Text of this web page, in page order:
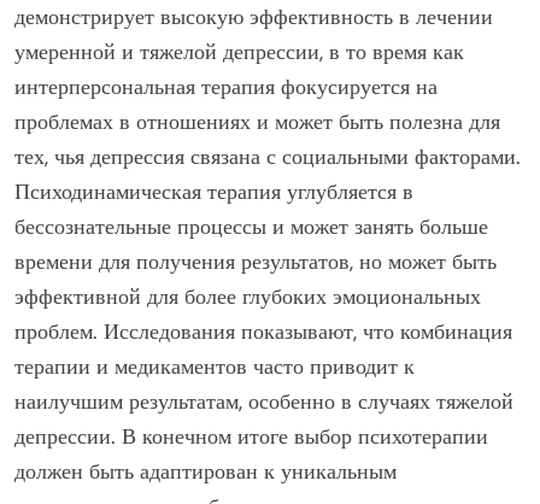
демонстрирует высокую эффективность в лечении
умеренной и тяжелой депрессии, в то время как
интерперсональная терапия фокусируется на
проблемах в отношениях и может быть полезна для
тех, чья депрессия связана с социальными факторами.
Психодинамическая терапия углубляется в
бессознательные процессы и может занять больше
времени для получения результатов, но может быть
эффективной для более глубоких эмоциональных
проблем. Исследования показывают, что комбинация
терапии и медикаментов часто приводит к
наилучшим результатам, особенно в случаях тяжелой
депрессии. В конечном итоге выбор психотерапии
должен быть адаптирован к уникальным